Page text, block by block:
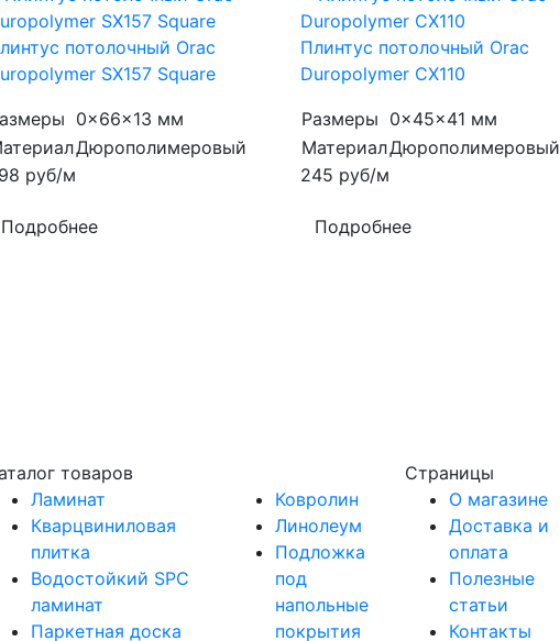
потолочный Orac
SX157 Square
0x66x13 мм
Дюрополимеровый
руб/м
Подробнее
Плинтус потолочный Orac
Duropolymer CX110
Размеры 0x45x41 мм
МатериалДюрополимеровый
245 руб/м
Подробнее
товаров
Ламинат
Кварцвиниловая
плитка
Водостойкий SPC
ламинат
Паркетная доска
Ковролин
Линолеум
Подложка
под
напольные
покрытия
Страницы
О магазине
Доставка и
оплата
Полезные
статьи
Контакты